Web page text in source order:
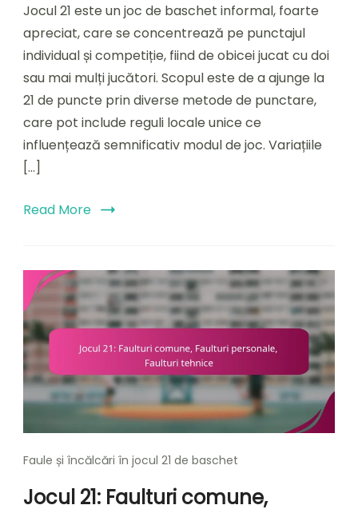
21
Baschet:
de
punctaj,
Reguli
locale,
Joc
informal
Jocul 21 este un joc de baschet informal, foarte
apreciat, care se concentrează pe punctajul
individual și competiție, fiind de obicei jucat cu doi
sau mai mulți jucători. Scopul este de a ajunge la
21 de puncte prin diverse metode de punctare,
care pot include reguli locale unice ce
influențează semnificativ modul de joc. Variațiile
[…]
Read More
Faule și încălcări în jocul 21 de baschet
Jocul 21: Faulturi comune,